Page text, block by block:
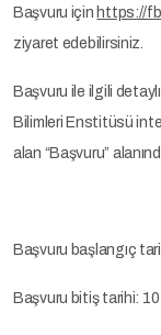
Başvuru için https://
ziyaret edebilirsiniz.
Başvuru ile ilgili
Bilimleri Enstitüsü
alan “Başvuru”
Başvuru başlangıç
Başvuru bitiş tarihi: